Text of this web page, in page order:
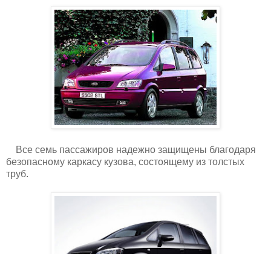
Все семь пассажиров надежно защищены благодаря
безопасному каркасу кузова, состоящему из толстых
труб.